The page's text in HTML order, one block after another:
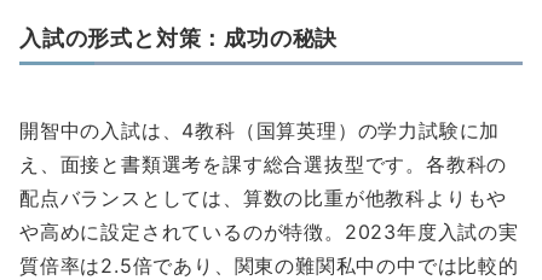
入試の形式と対策：成功の秘訣
開智中の入試は、4教科（国算英理）の学力試験に加
え、面接と書類選考を課す総合選抜型です。各教科の
配点バランスとしては、算数の比重が他教科よりもや
や高めに設定されているのが特徴。2023年度入試の実
質倍率は2.5倍であり、関東の難関私中の中では比較的